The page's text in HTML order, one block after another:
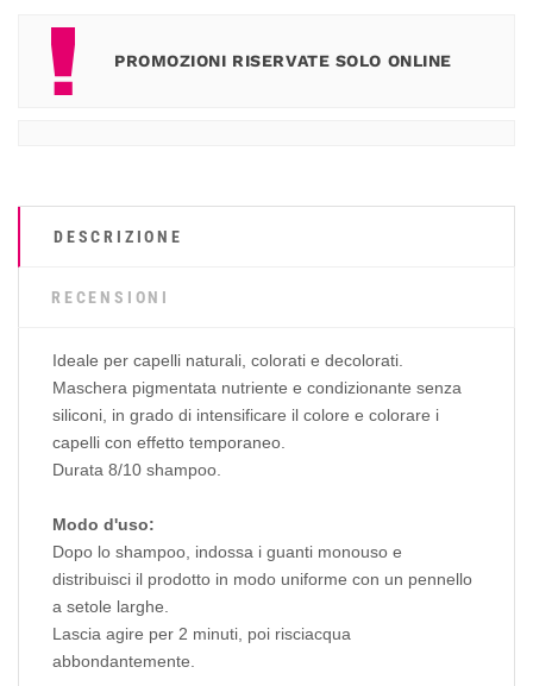
PROMOZIONI RISERVATE SOLO ONLINE
DESCRIZIONE
RECENSIONI
Ideale per capelli naturali, colorati e decolorati.
Maschera pigmentata nutriente e condizionante senza
siliconi, in grado di intensificare il colore e colorare i
capelli con effetto temporaneo.
Durata 8/10 shampoo.
Modo d'uso:
Dopo lo shampoo, indossa i guanti monouso e
distribuisci il prodotto in modo uniforme con un pennello
a setole larghe.
Lascia agire per 2 minuti, poi risciacqua
abbondantemente.